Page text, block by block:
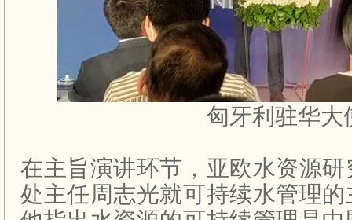
匈牙利驻华大
在主旨演讲环节，亚欧水资源
处主任周志光就可持续水管理